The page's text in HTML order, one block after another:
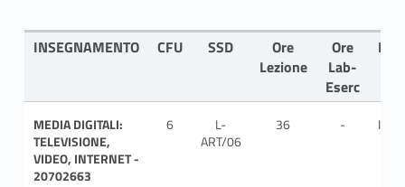
INSEGNAMENTO CFU SSD
Ore
Lezione
Ore
Lab-
Eserc
MEDIA DIGITALI:
TELEVISIONE,
VIDEO, INTERNET -
20702663
6
L-
ART/06
36 - ITA